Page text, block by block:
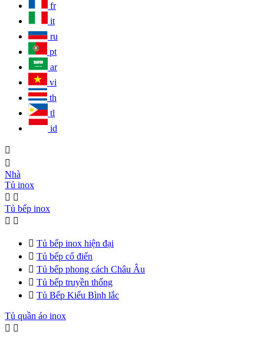
fr
it
ru
pt
ar
vi
th
tl
id


Nhà
Tủ inox
 
Tủ bếp inox
 
 Tủ bếp inox hiện đại
 Tủ bếp cổ điển
 Tủ bếp phong cách Châu Âu
 Tủ bếp truyền thống
 Tủ Bếp Kiểu Bình lắc
Tủ quần áo inox
 